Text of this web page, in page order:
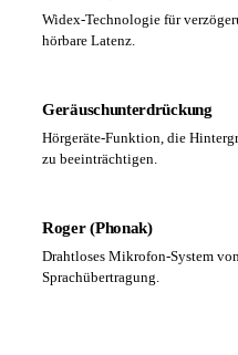
Widex-Technologie für
hörbare Latenz.
Geräuschunterdrückung
Hörgeräte-Funktion, die
zu beeinträchtigen.
Roger (Phonak)
Drahtloses Mikrofon-System
Sprachübertragung.